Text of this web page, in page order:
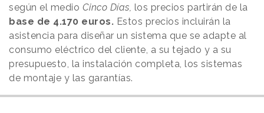
según el medio Cinco Días, los precios partirán de la
base de 4.170 euros. Estos precios incluirán la
asistencia para diseñar un sistema que se adapte al
consumo eléctrico del cliente, a su tejado y a su
presupuesto, la instalación completa, los sistemas
de montaje y las garantías.